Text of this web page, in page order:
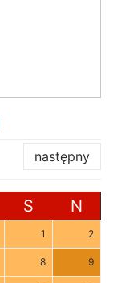
następny
S N
1 2
8 9